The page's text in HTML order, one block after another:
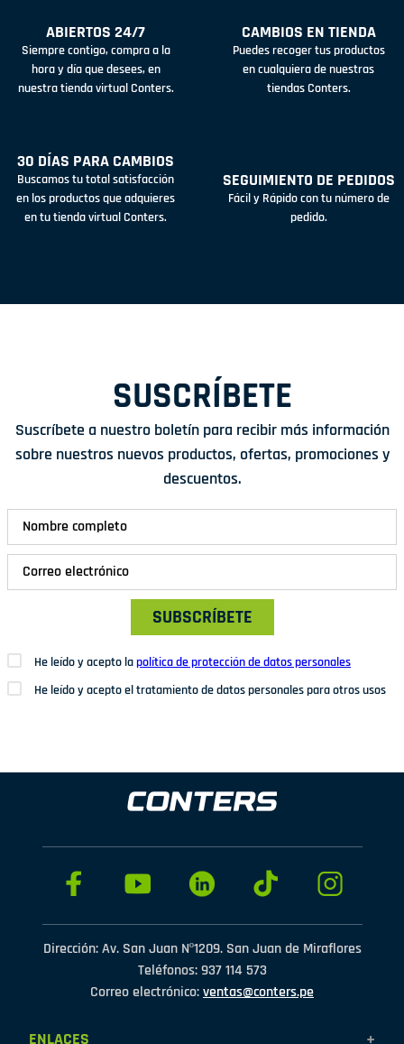
ABIERTOS 24/7
Siempre contigo, compra a la
hora y día que desees, en
nuestra tienda virtual Conters.
CAMBIOS EN TIENDA
Puedes recoger tus productos
en cualquiera de nuestras
tiendas Conters.
30 DÍAS PARA CAMBIOS
Buscamos tu total satisfacción
en los productos que adquieres
en tu tienda virtual Conters.
SEGUIMIENTO DE PEDIDOS
Fácil y Rápido con tu número de
pedido.
SUSCRÍBETE
Suscríbete a nuestro boletín para recibir más información
sobre nuestros nuevos productos, ofertas, promociones y
descuentos.
SUBSCRÍBETE
He leído y acepto lapolítica de protección de datos personales
He leído y acepto el tratamiento de datos personales para otros usos
Dirección: Av. San Juan Nº1209. San Juan de Miraflores
Teléfonos: 937 114 573
Correo electrónico:ventas@conters.pe
ENLACES +